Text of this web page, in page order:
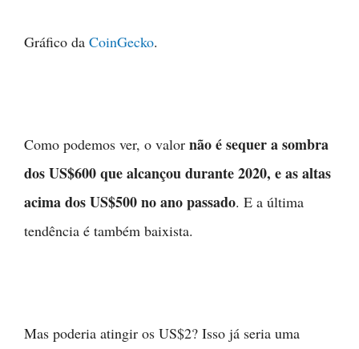
Gráfico da CoinGecko.
Como podemos ver, o valor não é sequer a sombra
dos US$600 que alcançou durante 2020, e as altas
acima dos US$500 no ano passado. E a última
tendência é também baixista.
Mas poderia atingir os US$2? Isso já seria uma